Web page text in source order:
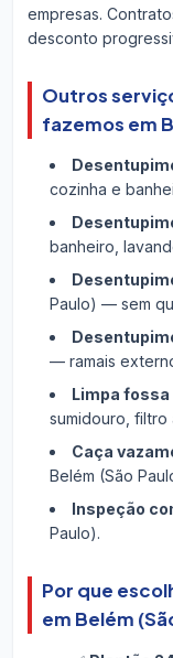
empresas.
desconto
Outros
fazemos em
cozinha e
banheiro,
Paulo) — sem
— ramais
Limpa fossa
sumidouro, filtro
Caça
Belém (São
Inspeção
Paulo).
Por que
em Belém